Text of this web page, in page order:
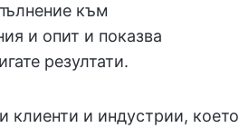
към
и опит и показва
резултати.
клиенти и индустрии, което